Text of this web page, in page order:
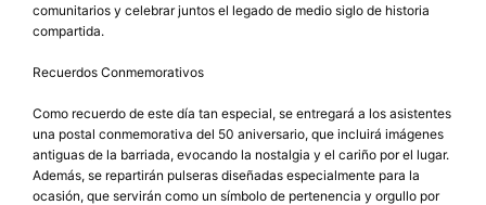
comunitarios y celebrar juntos el legado de medio siglo de historia
compartida.
Recuerdos Conmemorativos
Como recuerdo de este día tan especial, se entregará a los asistentes
una postal conmemorativa del 50 aniversario, que incluirá imágenes
antiguas de la barriada, evocando la nostalgia y el cariño por el lugar.
Además, se repartirán pulseras diseñadas especialmente para la
ocasión, que servirán como un símbolo de pertenencia y orgullo por